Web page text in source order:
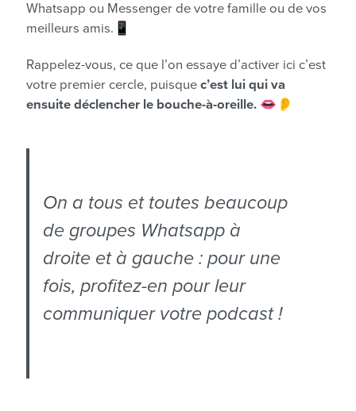
Whatsapp ou Messenger de votre famille ou de vos
meilleurs amis.📱
Rappelez-vous, ce que l’on essaye d’activer ici c’est
votre premier cercle, puisque c’est lui qui va
ensuite déclencher le bouche-à-oreille. 👄👂
On a tous et toutes beaucoup
de groupes Whatsapp à
droite et à gauche : pour une
fois, profitez-en pour leur
communiquer votre podcast !